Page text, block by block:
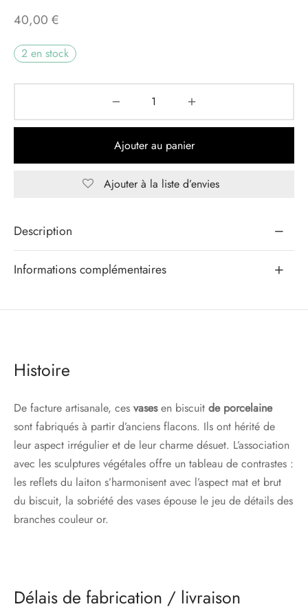
40,00 €
2 en stock
Ajouter au panier
Ajouter à la liste d’envies
Description
Informations complémentaires
Histoire
De facture artisanale, ces vasesen biscuit de porcelaine
sont fabriqués à partir d’anciens flacons. Ils ont hérité de
leur aspect irrégulier et de leur charme désuet. L’association
avec les sculptures végétales offre un tableau de contrastes :
les reflets du laiton s’harmonisent avec l’aspect mat et brut
du biscuit, la sobriété des vases épouse le jeu de détails des
branches couleur or.
Délais de fabrication / livraison
Jours
d’exception